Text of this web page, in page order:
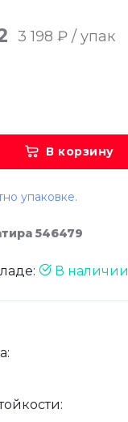
3 198 ₽ / упак
В корзину
упаковке.
546479
В наличии